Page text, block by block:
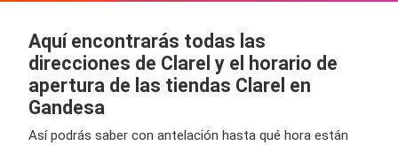
Aquí encontrarás todas las
direcciones de Clarel y el horario de
apertura de las tiendas Clarel en
Gandesa
Así podrás saber con antelación hasta qué hora están